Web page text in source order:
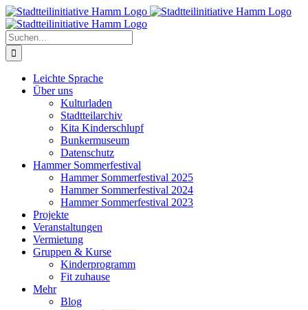
Zum
Inhalt
springen
Suche
nach:
Leichte Sprache
Über uns
Kulturladen
Stadtteilarchiv
Kita Kinderschlupf
Bunkermuseum
Datenschutz
Hammer Sommerfestival
Hammer Sommerfestival 2025
Hammer Sommerfestival 2024
Hammer Sommerfestival 2023
Projekte
Veranstaltungen
Vermietung
Gruppen & Kurse
Kinderprogramm
Fit zuhause
Mehr
Blog